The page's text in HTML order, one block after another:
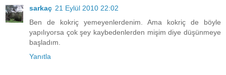
sarkaç 21 Eylül 2010 22:02
Ben de kokriç yemeyenlerdenim. Ama kokriç de böyle
yapılıyorsa çok şey kaybedenlerden mişim diye düşünmeye
başladım.
Yanıtla